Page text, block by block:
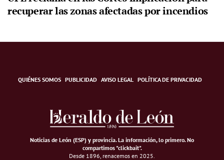
recuperar las zonas afectadas por incendios
QUIÉNES SOMOS PUBLICIDAD AVISO LEGAL POLÍTICA DE PRIVACIDAD
Noticias de León (ESP) y provincia. La información, lo primero.No
compartimos "clickbait".
Desde 1896, renacemos en 2025.